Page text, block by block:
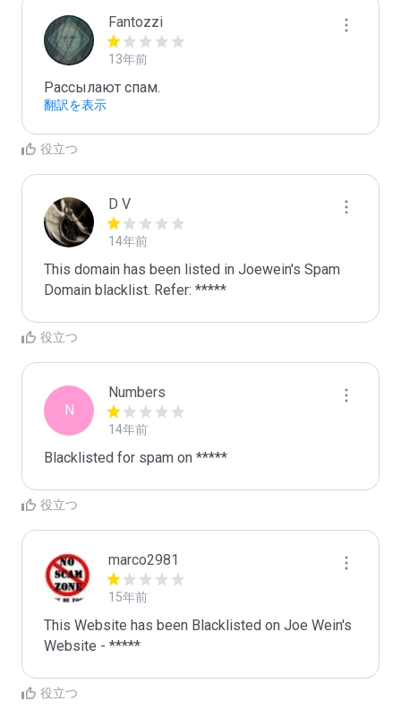
Fantozzi
13年前
Pасcылaют cпам.
翻訳を表示
役立つ
D V
14年前
This domain has been listed in Joewein's Spam
Domain blacklist. Refer: *****
役立つ
N
Numbers
14年前
Blacklisted for spam on *****
役立つ
marco2981
15年前
This Website has been Blacklisted on Joe Wein's
Website - *****
役立つ